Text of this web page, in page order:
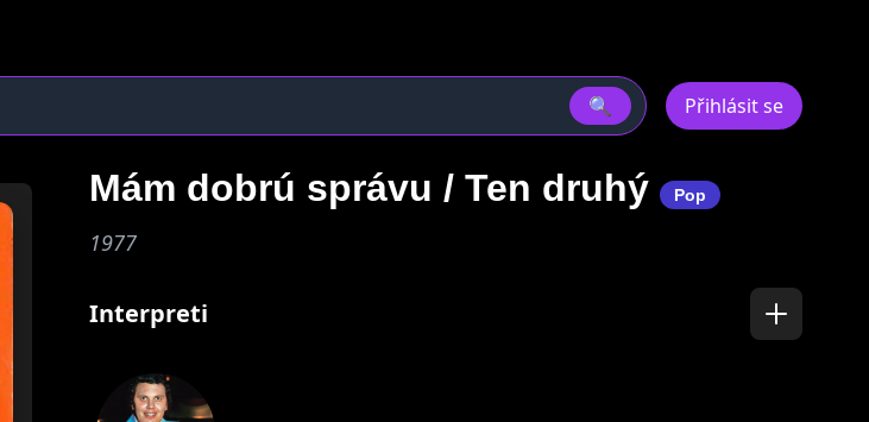
🔍 Přihlásit se
Mám dobrú správu / Ten druhý Pop
1977
Interpreti